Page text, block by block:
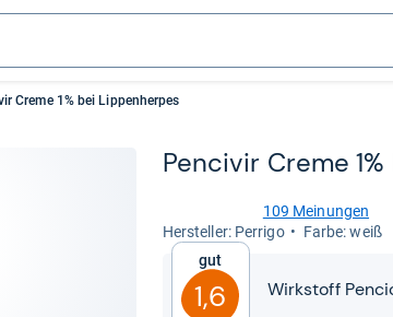
Creme 1% bei Lippenherpes
Pen­ci­vir Creme
von
Sternen
109 Meinungen
Her­stel­ler: Perrigo
Farbe: weiß
Gut
1,6 Wirkstoff